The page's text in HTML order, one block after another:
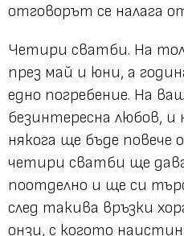
отговорът се налага
Четири сватби. На
през май и юни, а
едно погребение. На
безинтересна любов, и
някога ще бъде
четири сватби ще
поотделно и ще си
след такива връзки
онзи, с когото